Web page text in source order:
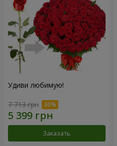
Удиви любимую!
7 713 грн
Заказать